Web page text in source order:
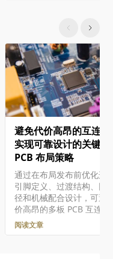
接的完整性。Altium
持集成系统级设计，该环
具系统的逻辑设计（原理
和物理设计（PCB）。 在
Altium Designer中，系
板设计由专门的多板项目
（*.PrjMbd）及其组成的
原理图的逻辑设计文档
（*.MbsDoc）和基于物
的文档（*.MbaDoc）来
这些文件类型将现有的
Altium Designer项目设
多板设计环境。在这里，
作为完整的系统相互连接
辑和检查。 从子PCB项目
中创建多板系统原理图设
基本步骤为：…
避免代价高昂的互连
实现可靠设计的关键
PCB 布局策略
通过在布局发布前优化连
引脚定义、过渡结构、回
径和机械配合设计，可避
价高昂的多板 PCB 互连
阅读文章